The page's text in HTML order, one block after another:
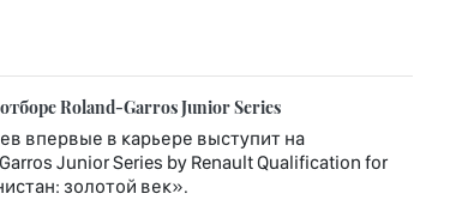
Roland-Garros Junior Series
впервые в карьере выступит на
Junior Series by Renault Qualification for
золотой век».